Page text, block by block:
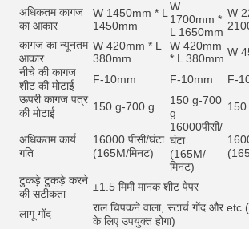
अधिकतम कागज
का आकार
W 1450mm * L
1450mm
W
1700mm *
L 1650mm
W
कागज का न्यूनतम
आकार
W 420mm * L
380mm
W 420mm
* L 380mm W
नीचे की कागज
शीट की मोटाई
F-10mm F-10mm
F-
ऊपरी कागज पत्र
की मोटाई
150 g-700 g
150 g-700
g
अधिकतम कार्य
गति
16000 पीसी/घंटा
(165M/मिनट)
16000पीसी/
घंटा
(165M/
मिनट)
टुकड़े टुकड़े करने
की सटीकता
±1.5 मिमी मानक शीट पेपर
लागू गोंद राल चिपकने वाला, स्टार्च गोंद और etc
के लिए उपयुक्त होगा)